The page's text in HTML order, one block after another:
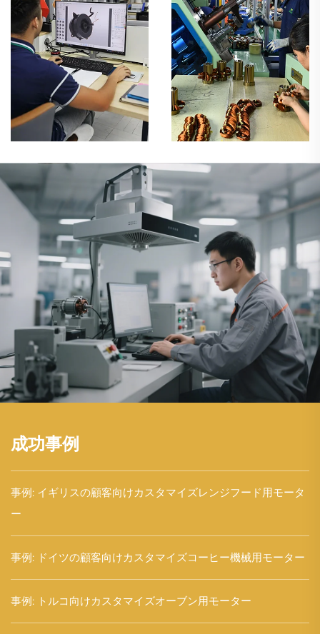
成功事例
事例: イギリスの顧客向けカスタマイズレンジフード用モータ
ー
事例: ドイツの顧客向けカスタマイズコーヒー機械用モーター
事例: トルコ向けカスタマイズオーブン用モーター